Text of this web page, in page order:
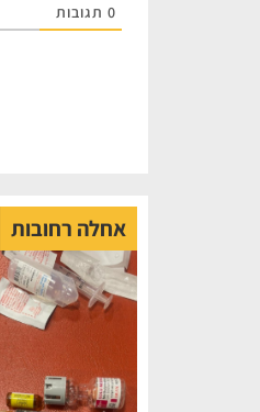
0 תגובות
אחלה רחובות